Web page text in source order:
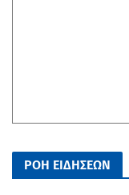
ΡΟΗ ΕΙΔΗΣΕΩΝ